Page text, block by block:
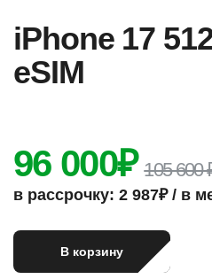
iPhone 17
eSIM
96 000₽ 105 600
в рассрочку: 2 987₽ / в
В корзину